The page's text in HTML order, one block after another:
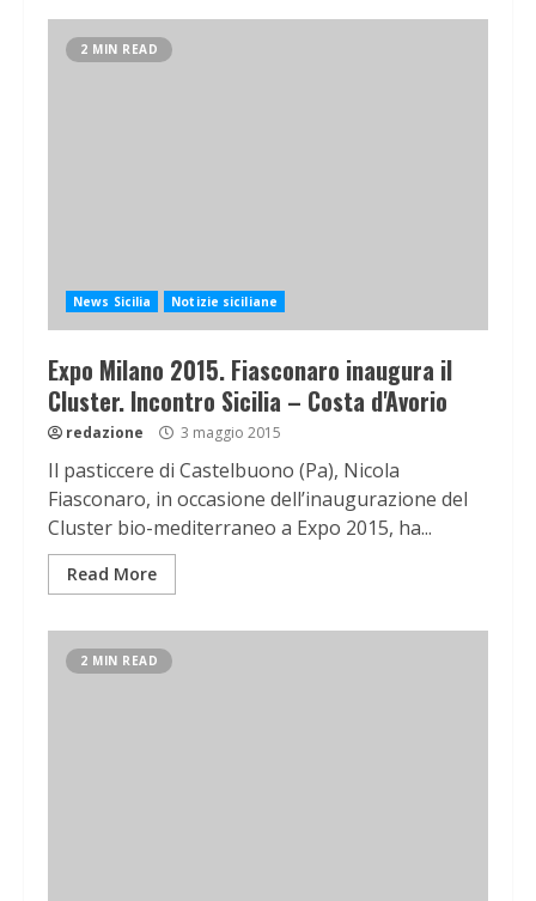
2 MIN READ
News Sicilia Notizie siciliane
Expo Milano 2015. Fiasconaro inaugura il
Cluster. Incontro Sicilia – Costa d'Avorio
redazione 3 maggio 2015
Il pasticcere di Castelbuono (Pa), Nicola
Fiasconaro, in occasione dell’inaugurazione del
Cluster bio-mediterraneo a Expo 2015, ha...
Read More
2 MIN READ